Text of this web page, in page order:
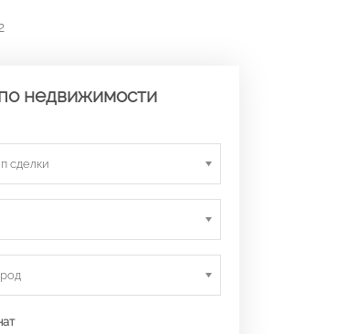
недвижимости
сделки